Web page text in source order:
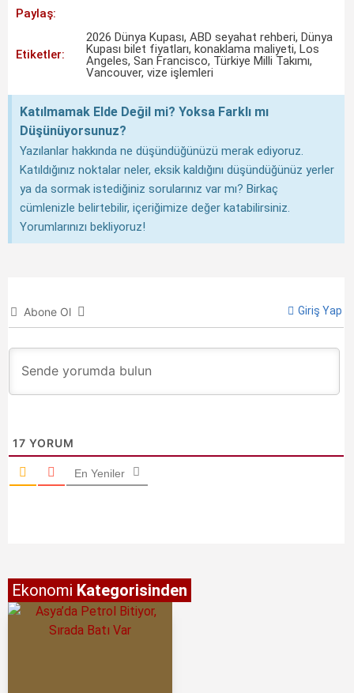
Paylaş:
Etiketler:
2026 Dünya Kupası,ABD seyahat rehberi,Dünya
Kupası bilet fiyatları,konaklama maliyeti,Los
Angeles,San Francisco, Türkiye Milli Takımı,
Vancouver,vize işlemleri
Katılmamak Elde Değil mi? Yoksa Farklı mı
Düşünüyorsunuz?
Yazılanlar hakkında ne düşündüğünüzü merak ediyoruz.
Katıldığınız noktalar neler, eksik kaldığını düşündüğünüz yerler
ya da sormak istediğiniz sorularınız var mı? Birkaç
cümlenizle belirtebilir, içeriğimize değer katabilirsiniz.
Yorumlarınızı bekliyoruz!
Abone Ol Giriş Yap
17 YORUM
En Yeniler
Ekonomi Kategorisinden